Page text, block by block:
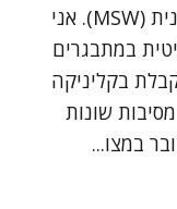
שמי גל ויינשטיין, עובדת סוציאלית קלינית (MSW). אני
במתבגרים
בקליניקה
שונות
במצו...